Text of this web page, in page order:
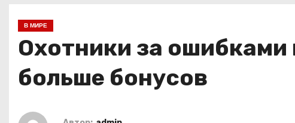
В МИРЕ
Охотники за ошибками
больше бонусов